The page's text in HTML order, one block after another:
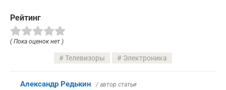
Рейтинг
( Пока оценок нет )
Телевизоры Электроника
Александр Редькин / автор статьи